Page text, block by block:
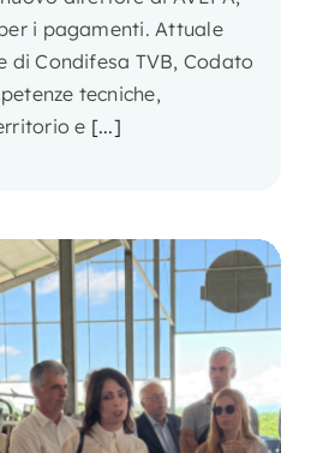
i pagamenti. Attuale
di Condifesa TVB, Codato
tecniche,
e [...]